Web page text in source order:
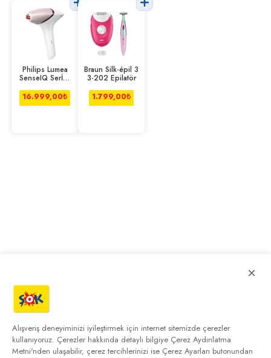
Philips Lumea
SenseIQ Serİes
BRI950/02 IPL
16.999,00₺
Braun Silk-épil 3
3-202 Epilatör
1.799,00₺
×
Alışveriş deneyiminizi iyileştirmek için internet sitemizde çerezler
kullanıyoruz. Çerezler hakkında detaylı bilgiye Çerez Aydınlatma
Metni'nden ulaşabilir, çerez tercihlerinizi ise Çerez Ayarları butonundan